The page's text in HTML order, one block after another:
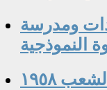
ومدرسة
النموذجية
١٩٥٨